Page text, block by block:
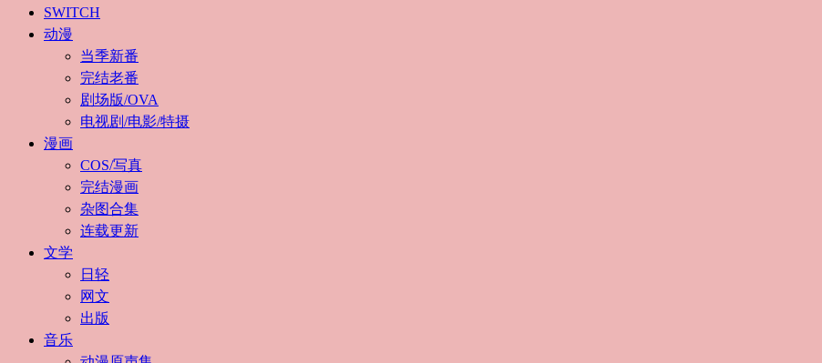
SWITCH
动漫
当季新番
完结老番
剧场版/OVA
电视剧/电影/特摄
漫画
COS/写真
完结漫画
杂图合集
连载更新
文学
日轻
网文
出版
音乐